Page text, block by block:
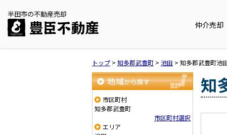
半田市の不動産売却
仲介売却
トップ > 知多郡武豊町 > 池田 > 知多郡武豊町池
地域から探す
市区町村
知多郡武豊町
市区町村選択
エリア
知